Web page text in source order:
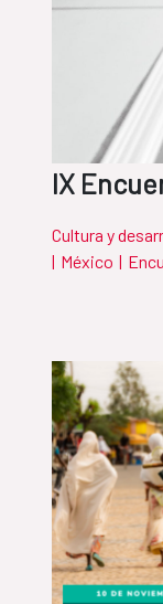
IX
Cultura y
| México |